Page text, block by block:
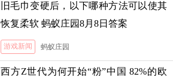
旧毛巾变硬后，以下哪种方法可以使其
恢复柔软 蚂蚁庄园8月8日答案
游戏新闻 蚂蚁庄园
西方Z世代为何开始“粉”中国 82%的欧